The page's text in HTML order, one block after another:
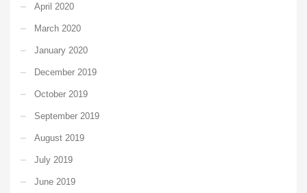
April 2020
March 2020
January 2020
December 2019
October 2019
September 2019
August 2019
July 2019
June 2019